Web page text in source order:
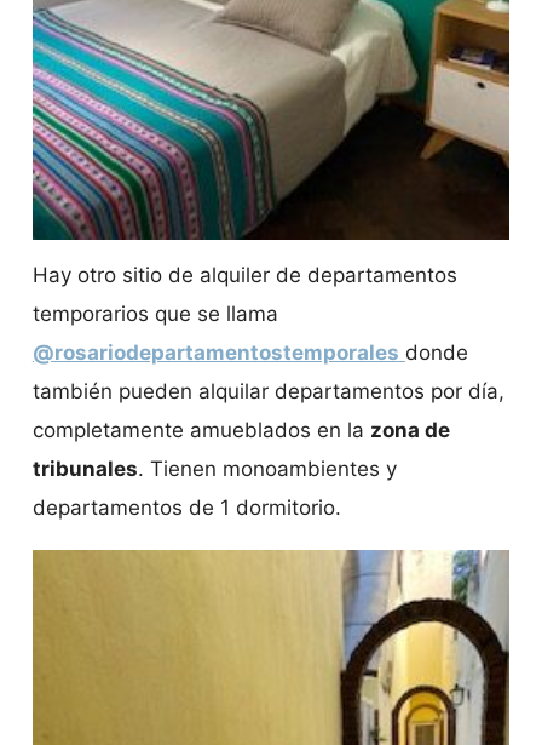
Hay otro sitio de alquiler de departamentos
temporarios que se llama
@rosariodepartamentostemporales donde
también pueden alquilar departamentos por día,
completamente amueblados en la zona de
tribunales. Tienen monoambientes y
departamentos de 1 dormitorio.